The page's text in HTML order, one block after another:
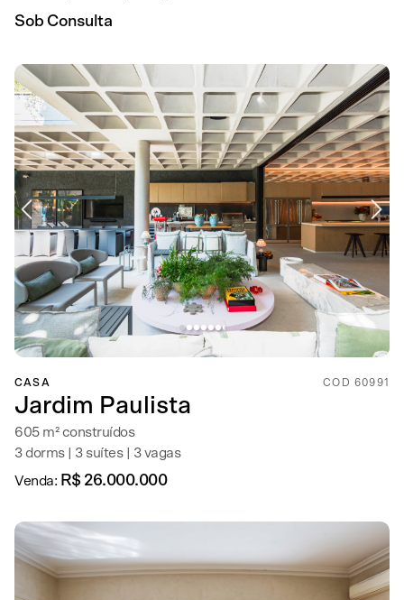
Sob Consulta
CASA COD 60991
Jardim Paulista
605 m² construídos
3 dorms | 3 suítes | 3 vagas
Venda: R$ 26.000.000